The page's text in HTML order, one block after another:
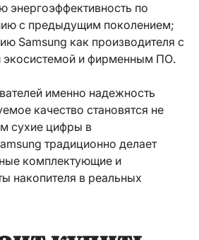
энергоэффективность по
с предыдущим поколением;
Samsung как производителя с
экосистемой и фирменным ПО.
именно надежность
качество становятся не
сухие цифры в
традиционно делает
комплектующие и
накопителя в реальных